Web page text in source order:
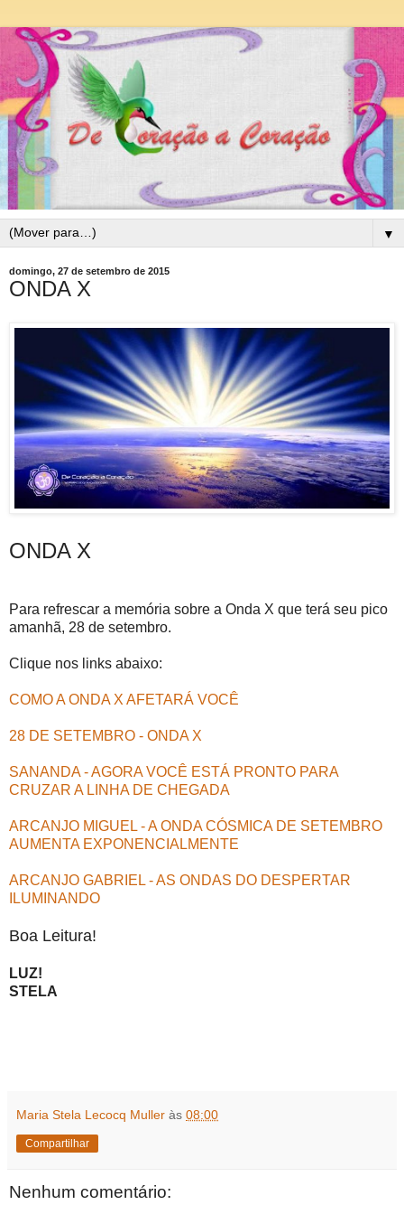
▼
domingo, 27 de setembro de 2015
ONDA X
ONDA X
Para refrescar a memória sobre a Onda X que terá seu pico
amanhã, 28 de setembro.
Clique nos links abaixo:
COMO A ONDA X AFETARÁ VOCÊ
28 DE SETEMBRO - ONDA X
SANANDA - AGORA VOCÊ ESTÁ PRONTO PARA
CRUZAR A LINHA DE CHEGADA
ARCANJO MIGUEL - A ONDA CÓSMICA DE SETEMBRO
AUMENTA EXPONENCIALMENTE
ARCANJO GABRIEL - AS ONDAS DO DESPERTAR
ILUMINANDO
Boa Leitura!
LUZ!
STELA
Maria Stela Lecocq Muller às 08:00
Compartilhar
Nenhum comentário: